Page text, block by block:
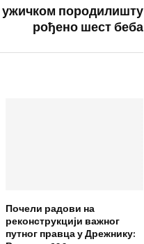
породилишту
рођено шест беба
Почели радови на
реконструкцији важног
путног правца у Дрежнику: